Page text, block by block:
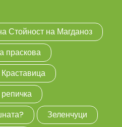
Стойност на Магданоз
праскова
Зеленчуци